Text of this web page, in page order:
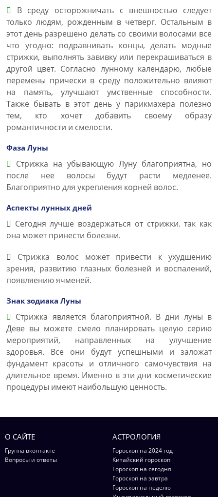
В среду осторожничать с внешностью следует
только людям, рожденным в четверг. Остальным в
этот день разрешено делать со своими волосами все
что угодно: подравнивать концы, делать модные
стрижки, выполнять завивку или перекрашиваться в
другой цвет. Согласно лунному календарю, любые
перемены прически в среду положительно влияют
на память, улучшают умственные способности.
Также бывать в этот день у парикмахера полезно
тем, кто хочет добавить своему образу
романтичности и смелости.
Фаза Луны
Стрижка на убывающую Луну благоприятна, но
после нее волосы будут расти медленее.
Благоприятно для укрепления корней волос.
Аспекты лунных дней
Сегодня лучше воздержаться от стрижки. так как
она может принести болезни.
Стрижка волос может привести к ухудшению
зрения, развитию глазных болезней и воспалений,
появляению ячменей.
Знак зодиака Луны
Стрижка является благоприятной. В дни луны в
Деве вы можете смело планировать целую серию
мероприятий, направленных на улучшение
здоровья. Все они будут успешными и заложат
фундамент красоты и отличного самочувствия на
длительное время. Именно в эти дни косметические
процедуры имеют наибольшую ценность.
О САЙТЕ
Группа вконтакте
Вопросы и ответы
АСТРОЛОГИЯ
Гороскоп на 2024 год
Китайский гороскоп
Гороскоп на сегодня
Гороскоп на завтра
Гороскоп на неделю